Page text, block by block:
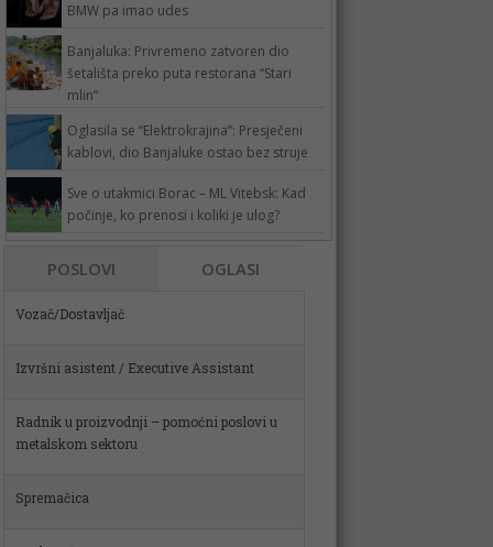
BMW pa imao udes
Banjaluka: Privremeno zatvoren dio
šetališta preko puta restorana “Stari
mlin”
Oglasila se “Elektrokrajina”: Presječeni
kablovi, dio Banjaluke ostao bez struje
Sve o utakmici Borac – ML Vitebsk: Kad
počinje, ko prenosi i koliki je ulog?
POSLOVI OGLASI
Vozač/Dostavljač
Izvršni asistent / Executive Assistant
Radnik u proizvodnji – pomoćni poslovi u
Spremačica
Poslovođa